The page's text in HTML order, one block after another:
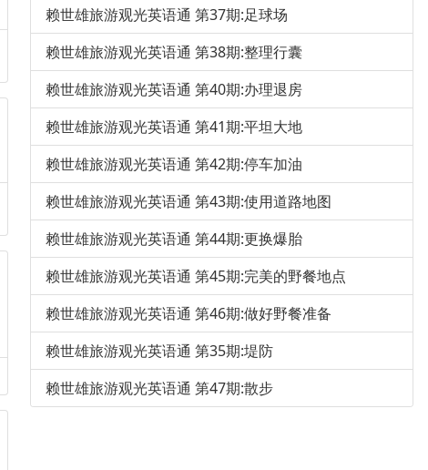
赖世雄旅游观光英语通 第37期:足球场
赖世雄旅游观光英语通 第38期:整理行囊
赖世雄旅游观光英语通 第40期:办理退房
赖世雄旅游观光英语通 第41期:平坦大地
赖世雄旅游观光英语通 第42期:停车加油
赖世雄旅游观光英语通 第43期:使用道路地图
赖世雄旅游观光英语通 第44期:更换爆胎
赖世雄旅游观光英语通 第45期:完美的野餐地点
赖世雄旅游观光英语通 第46期:做好野餐准备
赖世雄旅游观光英语通 第35期:堤防
赖世雄旅游观光英语通 第47期:散步